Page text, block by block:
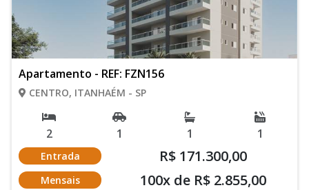
Apartamento - REF: FZN156
CENTRO, ITANHAÉM - SP
2 1 1 1
Entrada R$ 171.300,00
Mensais 100x de R$ 2.855,00